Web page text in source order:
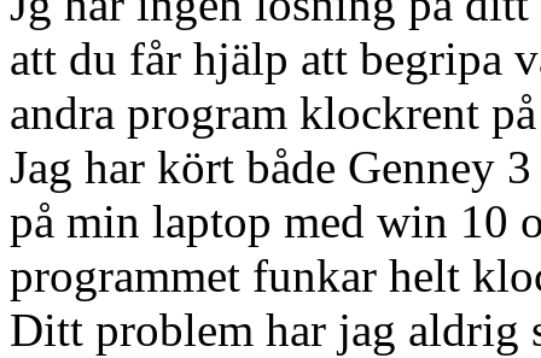
att du får hjälp att begripa
andra program klockrent
Jag har kört både Genney
på min laptop med win 10
programmet funkar helt
Ditt problem har jag aldrig